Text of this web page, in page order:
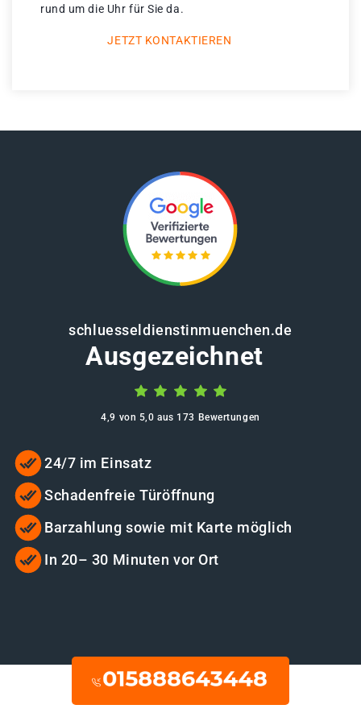
rund um die Uhr für Sie da.
JETZT KONTAKTIEREN
schluesseldienstinmuenchen.de
Ausgezeichnet
4,9 von 5,0 aus 173 Bewertungen
24/7 im Einsatz
Schadenfreie Türöffnung
Barzahlung sowie mit Karte möglich
In 20– 30 Minuten vor Ort